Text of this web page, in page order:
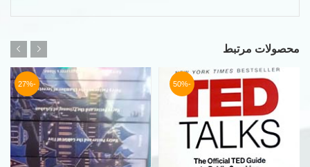
محصولات مرتبط
-50%
-27%